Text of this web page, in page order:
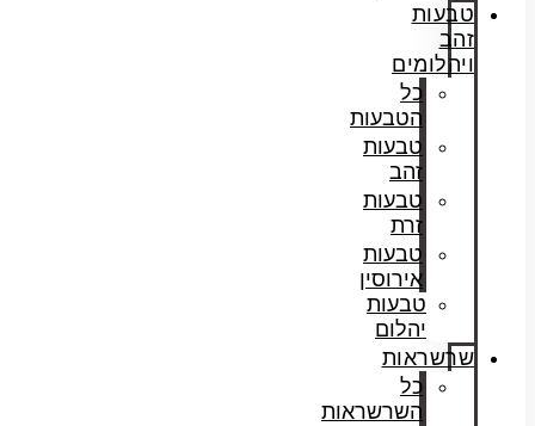
טבעות
זהב
ויהלומים
כל
הטבעות
טבעות
זהב
טבעות
זרת
טבעות
אירוסין
טבעות
יהלום
שרשראות
כל
השרשראות